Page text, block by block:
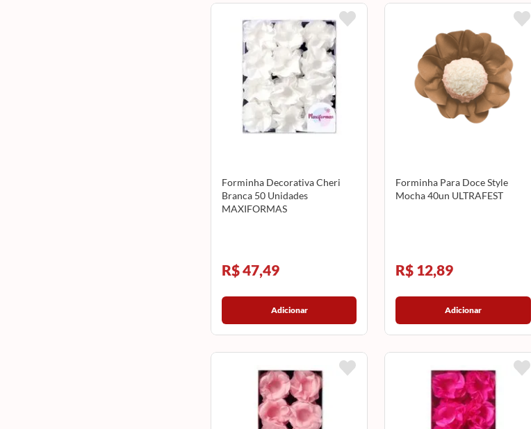
Forminha Decorativa Cheri
Branca 50 Unidades
MAXIFORMAS
R$ 47,49
Adicionar
Forminha Para Doce Style
Mocha 40un ULTRAFEST
R$ 12,89
Adicionar